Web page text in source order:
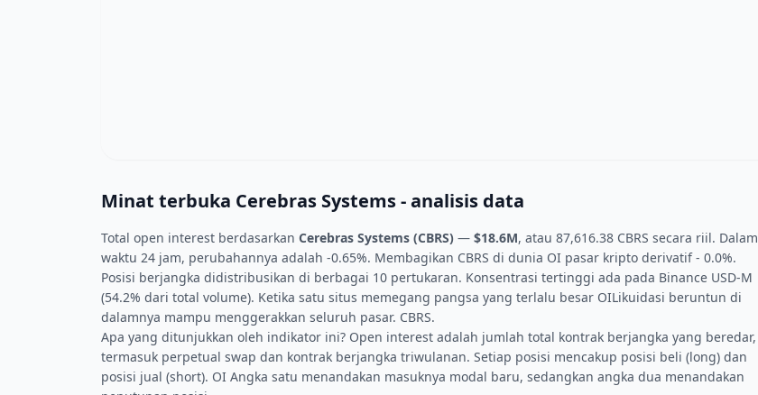
Minat terbuka Cerebras Systems - analisis data
Total open interest berdasarkan Cerebras Systems (CBRS) — $18.6M, atau 87,616.38 CBRS secara riil. Dalam
waktu 24 jam, perubahannya adalah -0.65%. Membagikan CBRS di dunia OI pasar kripto derivatif - 0.0%.
Posisi berjangka didistribusikan di berbagai 10 pertukaran. Konsentrasi tertinggi ada pada Binance USD-M
(54.2% dari total volume). Ketika satu situs memegang pangsa yang terlalu besar OILikuidasi beruntun di
dalamnya mampu menggerakkan seluruh pasar. CBRS.
Apa yang ditunjukkan oleh indikator ini? Open interest adalah jumlah total kontrak berjangka yang beredar,
termasuk perpetual swap dan kontrak berjangka triwulanan. Setiap posisi mencakup posisi beli (long) dan
posisi jual (short). OI Angka satu menandakan masuknya modal baru, sedangkan angka dua menandakan